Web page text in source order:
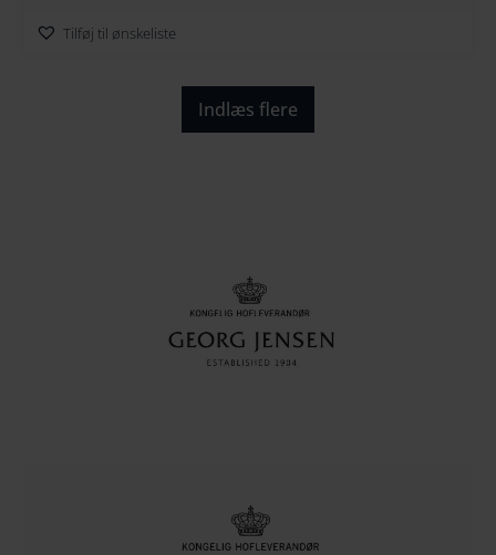
Tilføj til ønskeliste
Indlæs flere